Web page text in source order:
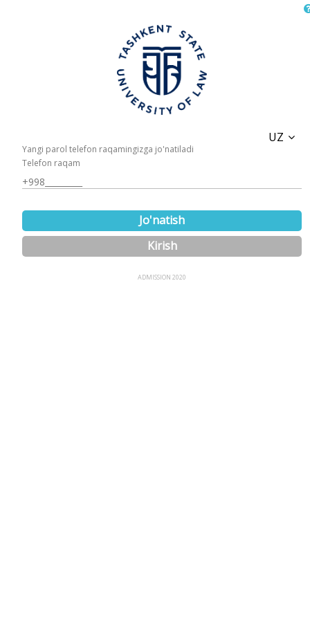
UZ
Yangi parol telefon raqamingizga jo'natiladi
Telefon raqam
Jo'natish
Kirish
ADMISSION 2020